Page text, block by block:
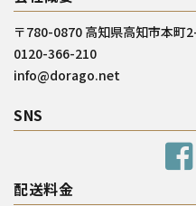
〒780-0870 高知県高知市本町
0120-366-210
info@dorago.net
SNS
配送料金